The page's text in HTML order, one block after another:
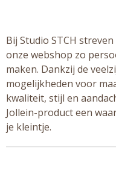
Bij Studio STCH
onze webshop zo
maken. Dankzij de
mogelijkheden voor
kwaliteit, stijl en
Jollein-product een
je kleintje.